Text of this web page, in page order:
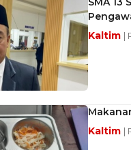
Kaltim |
Kaltim |